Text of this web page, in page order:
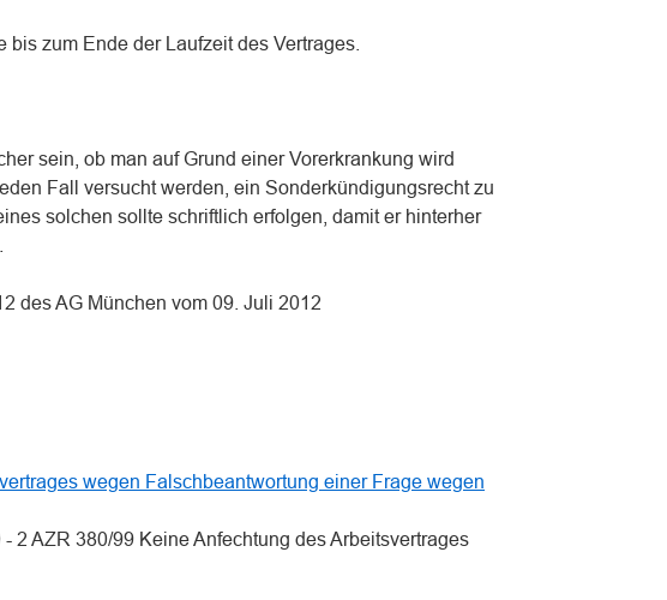
bis zum Ende der Laufzeit des Vertrages.
sein, ob man auf Grund einer Vorerkrankung wird
Fall versucht werden, ein Sonderkündigungsrecht zu
solchen sollte schriftlich erfolgen, damit er hinterher
des AG München vom 09. Juli 2012
wegen Falschbeantwortung einer Frage wegen
2 AZR 380/99 Keine Anfechtung des Arbeitsvertrages